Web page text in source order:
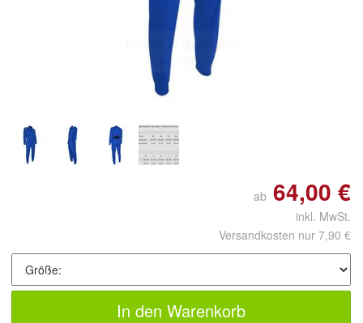
Doppelt antippen zum
vergrößern
ab 64,00 €
inkl. MwSt.
Versandkosten nur 7,90 €
In den Warenkorb